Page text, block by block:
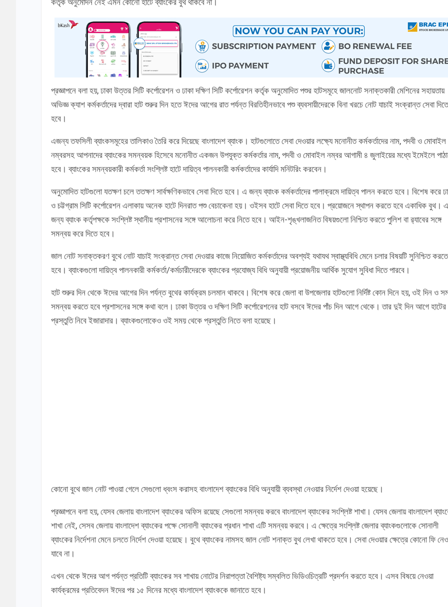
কর্তৃক অনুমোদন নেই এমন কোনো হাটে ব্যাংকের বুথ থাকবে না।
প্রজ্ঞাপনে বলা হয়, ঢাকা উত্তর সিটি কর্পোরেশন ও ঢাকা দক্ষিণ সিটি কর্পোরেশন কর্তৃক অনুমোদিত পশুর হাটসমূহে জালনোট সনাক্তকারী মেশিনের সহায়তায়
অভিজ্ঞ ক্যাশ কর্মকর্তাদের দ্বারা হাট শুরুর দিন হতে ঈদের আগের রাত পর্যন্ত বিরতিহীনভাবে পশু ব্যবসায়ীদেরকে বিনা খরচে নোট যাচাই সংক্রান্ত সেবা দিতে
হবে।
এজন্য তফসিলী ব্যাংকসমূহের তালিকাও তৈরি করে দিয়েছে বাংলাদেশ ব্যাংক। হাটগুলোতে সেবা দেওয়ার লক্ষ্যে মনোনীত কর্মকর্তাদের নাম, পদবী ও মোবাইল
নম্বরসহ আপনাদের ব্যাংকের সমন্বয়ক হিসেবে মনোনীত একজন উপযুক্ত কর্মকর্তার নাম, পদবী ও মোবাইল নম্বর আগামী ৪ জুলাইয়ের মধ্যে ইমেইলে
হবে। ব্যাংকের সমন্বয়কারী কর্মকর্তা সংশ্লিষ্ট হাটে দায়িত্ব পালনকারী কর্মকর্তাদের কার্যাদি মনিটরিং করবেন।
অনুমোদিত হাটগুলো যতক্ষণ চলে ততক্ষণ সার্বক্ষণিকভাবে সেবা দিতে হবে। এ জন্য ব্যাংক কর্মকর্তাদের পালাক্রমে দায়িত্ব পালন করতে হবে। বিশেষ করে
ও চট্টগ্রাম সিটি কর্পোরেশন এলাকায় অনেক হাটে দিনরাত পশু বেচাকেনা হয়। ওইসব হাটে সেবা দিতে হবে। প্রয়োজনে স্থাপন করতে হবে একাধিক বুথ। এ
জন্য ব্যাংক কর্তৃপক্ষকে সংশ্লিষ্ট স্থানীয় প্রশাসনের সঙ্গে আলোচনা করে নিতে হবে। আইন-শৃঙ্খলাজনিত বিষয়গুলো নিশ্চিত করতে পুলিশ বা র‍্যাবের সঙ্গে
সমন্বয় করে দিতে হবে।
জাল নোট সনাক্তকরণ বুথে নোট যাচাই সংক্রান্ত সেবা দেওয়ার কাজে নিয়োজিত কর্মকর্তাদের অবশ্যই যথাযথ স্বাস্থ্যবিধি মেনে চলার বিষয়টি সুনিশ্চিত করতে
হবে। ব্যাংকগুলো দায়িত্ব পালনকারী কর্মকর্তা/কর্মচারীদেরকে ব্যাংকের প্রযোজ্য বিধি অনুযায়ী প্রয়োজনীয় আর্থিক সুযোগ সুবিধা দিতে পারবে।
হাট শুরুর দিন থেকে ঈদের আগের দিন পর্যন্ত বুথের কার্যক্রম চলমান থাকবে। বিশেষ করে জেলা বা উপজেলার হাটগুলো নির্দিষ্ট কোন দিনে হয়, ওই দিন ও
সমন্বয় করতে হবে প্রশাসনের সঙ্গে কথা বলে। ঢাকা উত্তর ও দক্ষিণ সিটি কর্পোরেশনের হাট বসবে ঈদের পাঁচ দিন আগে থেকে। তার দুই দিন আগে হাটের
প্রস্তুতি নিবে ইজারাদার। ব্যাংকগুলোকেও ওই সময় থেকে প্রস্তুতি নিতে বলা হয়েছে।
কোনো বুথে জাল নোট পাওয়া গেলে সেগুলো ধ্বংস করাসহ বাংলাদেশ ব্যাংকের বিধি অনুযায়ী ব্যবস্থা নেওয়ার নির্দেশ দেওয়া হয়েছে।
প্রজ্ঞাপনে বলা হয়, যেসব জেলায় বাংলাদেশ ব্যাংকের অফিস রয়েছে সেগুলো সমন্বয় করবে বাংলাদেশ ব্যাংকের সংশ্লিষ্ট শাখা। যেসব জেলায় বাংলাদেশ
শাখা নেই, সেসব জেলায় বাংলাদেশ ব্যাংকের পক্ষে সোনালী ব্যাংকের প্রধান শাখা এটি সমন্বয় করবে। এ ক্ষেত্রে সংশ্লিষ্ট জেলার ব্যাংকগুলোকে সোনালী
ব্যাংকের নির্দেশনা মেনে চলতে নির্দেশ দেওয়া হয়েছে। বুথে ব্যাংকের নামসহ জাল নোট শনাক্ত বুথ লেখা থাকতে হবে। সেবা দেওয়ার ক্ষেত্রে কোনো ফি
যাবে না।
এখন থেকে ঈদের আগ পর্যন্ত প্রতিটি ব্যাংকের সব শাখায় নোটের নিরাপত্তা বৈশিষ্ট্য সম্বলিত ভিডিওচিত্রটি প্রদর্শন করতে হবে। এসব বিষয়ে নেওয়া
কার্যক্রমের প্রতিবেদন ঈদের পর ১৫ দিনের মধ্যে বাংলাদেশ ব্যাংককে জানাতে হবে।